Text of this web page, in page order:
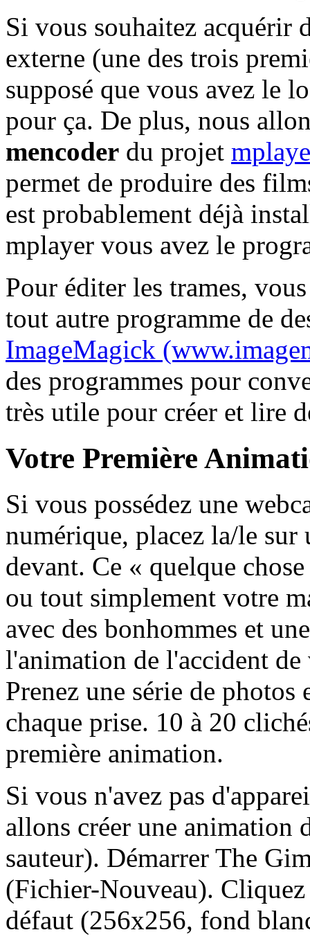
Si vous souhaitez acquérir
externe (une des trois
supposé que vous avez le
pour ça. De plus, nous
mencoder du projet
permet de produire des
est probablement déjà
mplayer vous avez le
Pour éditer les trames,
tout autre programme de
ImageMagick
des programmes pour
très utile pour créer et lire
Votre Première
Si vous possédez une
numérique, placez la/le sur
devant. Ce « quelque
ou tout simplement votre
avec des bonhommes et
l'animation de l'accident
Prenez une série de
chaque prise. 10 à 20
première animation.
Si vous n'avez pas
allons créer une
sauteur). Démarrer The
(Fichier-Nouveau).
défaut (256x256, fond